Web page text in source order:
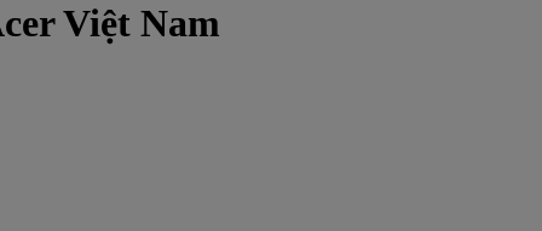
Việt Nam